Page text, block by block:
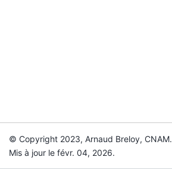
© Copyright 2023, Arnaud Breloy, CNAM.
Mis à jour le févr. 04, 2026.